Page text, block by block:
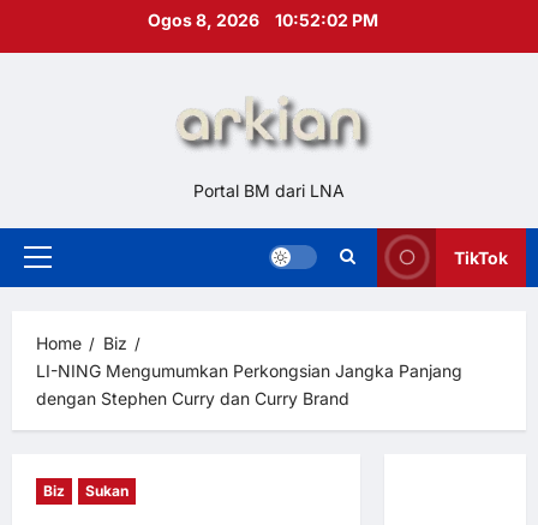
Ogos 8, 2026 10:52:03 PM
Portal BM dari LNA
Primary
TikTok
Home
Biz
LI-NING Mengumumkan Perkongsian Jangka Panjang
dengan Stephen Curry dan Curry Brand
Biz Sukan